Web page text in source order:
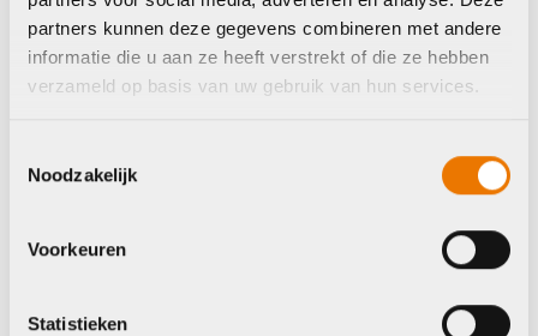
partners kunnen deze gegevens combineren met andere
informatie die u aan ze heeft verstrekt of die ze hebben
verzameld op basis van uw gebruik van hun services.
Noodzakelijk
Voorkeuren
Statistieken
Kinderhelmen
Urban Iki VALHELM
Kinderhelmen
Urban Iki VALHELM
Op voorraad in winkel
Woom